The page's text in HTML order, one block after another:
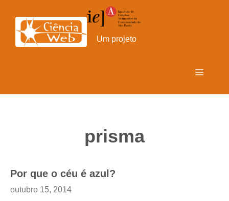
para
conteúdo
Um projeto
Menu
prisma
Por que o céu é azul?
outubro 15, 2014